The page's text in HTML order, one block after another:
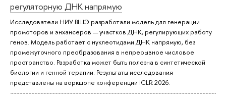
регуляторную ДНК напрямую
Исследователи НИУ ВШЭ разработали модель для генерации
промоторов и энхансеров — участков ДНК, регулирующих работу
генов. Модель работает с нуклеотидами ДНК напрямую, без
промежуточного преобразования в непрерывное числовое
пространство. Разработка может быть полезна в синтетической
биологии и генной терапии. Результаты исследования
представлены на воркшопе конференции ICLR 2026.